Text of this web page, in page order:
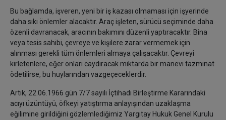
Bu bağlamda, işveren, yeni bir iş kazası olmaması için işyerinde
daha sıkı önlemler alacaktır. Araç işleten, sürücü seçiminde daha
özenli davranacak, aracının bakımını düzenli yaptıracaktır. Bina
veya tesis sahibi, çevreye ve kişilere zarar vermemek için
alınması gerekli tüm önlemleri almaya çalışacaktır. Çevreyi
kirletenlere, eğer onları caydıracak miktarda bir manevi tazminat
ödetilirse, bu huylarından vazgeçeceklerdir.
Artık, 22.06.1966 gün 7/7 sayılı İçtihadı Birleştirme Kararındaki
acıyı üzüntüyü, öfkeyi yatıştırma anlayışından uzaklaşma
eğilimine girildiğini gözlemlediğimiz Yargıtay Hukuk Genel Kurulu